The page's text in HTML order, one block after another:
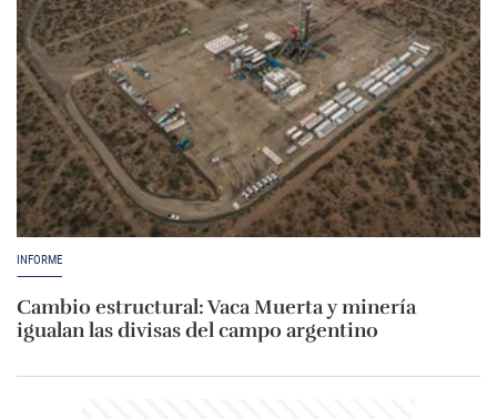
INFORME
Cambio estructural: Vaca Muerta y minería
igualan las divisas del campo argentino